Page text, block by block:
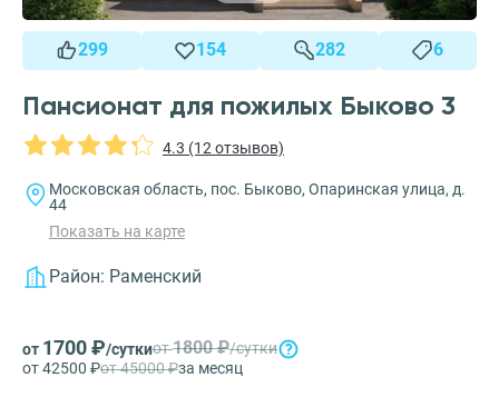
299 154 282 6
Пансионат для пожилых Быково 3
4.3 (12 отзывов)
Московская область, пос. Быково, Опаринская улица, д.
44
Показать на карте
Район: Раменский
от 1700 ₽/суткиот1800 ₽/сутки
от 42500 ₽от 45000 ₽за месяц